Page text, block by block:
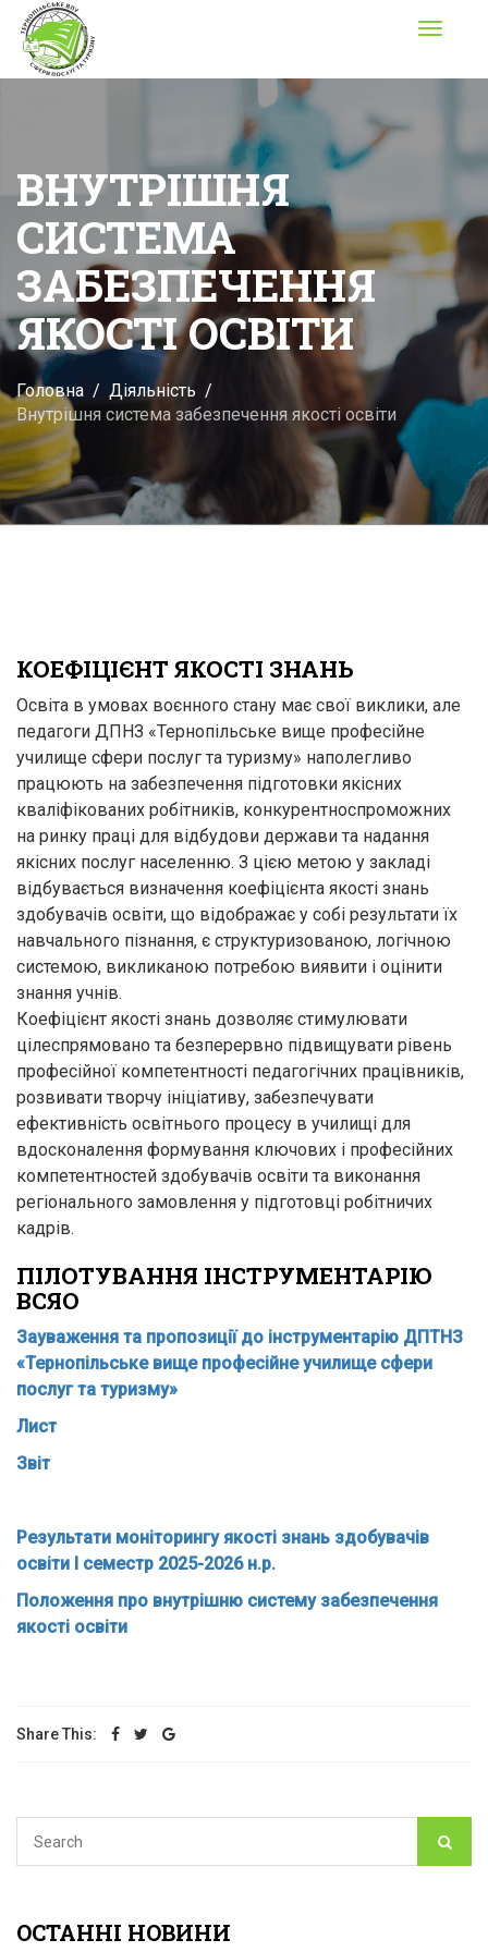
Toggle
ВНУТРІШНЯ
СИСТЕМА
ЗАБЕЗПЕЧЕННЯ
ЯКОСТІ ОСВІТИ
Головна
Діяльність
Внутрішня система забезпечення якості освіти
КОЕФІЦІЄНТ ЯКОСТІ ЗНАНЬ
Освіта в умовах воєнного стану має свої виклики, але
педагоги ДПНЗ «Тернопільське вище професійне
училище сфери послуг та туризму» наполегливо
працюють на забезпечення підготовки якісних
кваліфікованих робітників, конкурентноспроможних
на ринку праці для відбудови держави та надання
якісних послуг населенню. З цією метою у закладі
відбувається визначення коефіцієнта якості знань
здобувачів освіти, що відображає у собі результати їх
навчального пізнання, є структуризованою, логічною
системою, викликаною потребою виявити і оцінити
знання учнів.
Коефіцієнт якості знань дозволяє стимулювати
цілеспрямовано та безперервно підвищувати рівень
професійної компетентності педагогічних працівників,
розвивати творчу ініціативу, забезпечувати
ефективність освітнього процесу в училищі для
вдосконалення формування ключових і професійних
компетентностей здобувачів освіти та виконання
регіонального замовлення у підготовці робітничих
кадрів.
ПІЛОТУВАННЯ ІНСТРУМЕНТАРІЮ
ВСЯО
Зауваження та пропозиції до інструментарію ДПТНЗ
«Тернопільське вище професійне училище сфери
послуг та туризму»
Лист
Звіт
Результати моніторингу якості знань здобувачів
освіти І семестр 2025-2026 н.р.
Положення про внутрішню систему забезпечення
якості освіти
Share This:
ОСТАННІ НОВИНИ